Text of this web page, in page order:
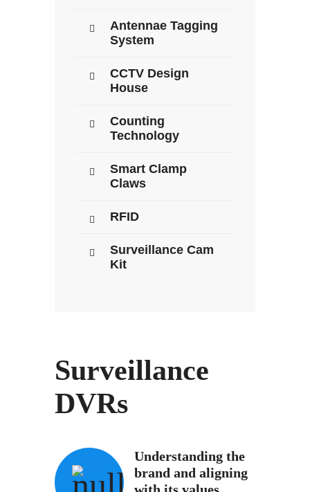
Antennae Tagging
System
CCTV Design
House
Counting
Technology
Smart Clamp
Claws
RFID
Surveillance Cam
Kit
Surveillance
DVRs
Understanding the
brand and aligning